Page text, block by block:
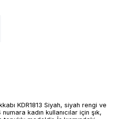
KDR1813 Siyah, siyah rengi ve
kadın kullanıcılar için şık,